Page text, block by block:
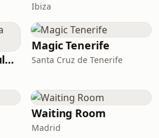
Ibiza
Con Letra Mayúscula Radio
Magic Tenerife
Santa Cruz de Tenerife
Waiting Room
Madrid